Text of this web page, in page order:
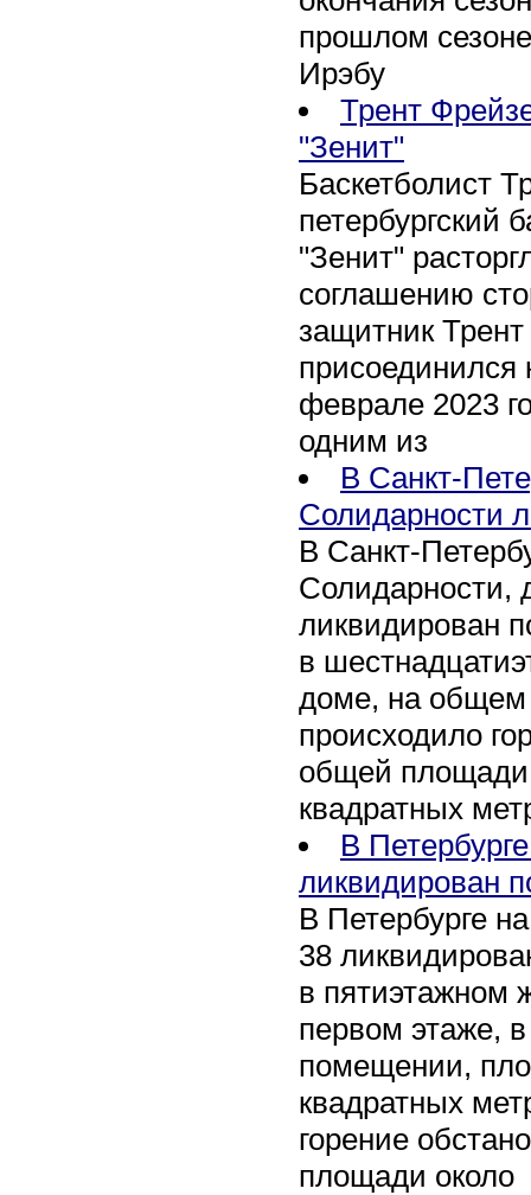
прошлом
Ирэбу
Трент
"Зенит"
Баскетболист
петербургский
"Зенит"
соглашению
защитник
присоединился
феврале 2023
одним из
В Санкт-
Солидарности
В Санкт-
Солидарности,
ликвидирован
в
доме, на общем
происходило
общей площади
квадратных
В
ликвидирован
В Петербурге
38
в пятиэтажном
первом этаже,
помещении,
квадратных
горение
площади около